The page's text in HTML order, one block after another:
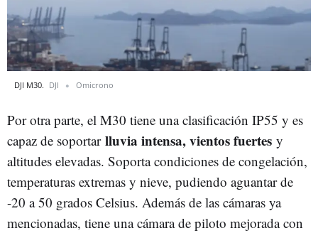
DJI M30. DJI Omicrono
Por otra parte, el M30 tiene una clasificación IP55 y es
capaz de soportar lluvia intensa, vientos fuertes y
altitudes elevadas. Soporta condiciones de congelación,
temperaturas extremas y nieve, pudiendo aguantar de
-20 a 50 grados Celsius. Además de las cámaras ya
mencionadas, tiene una cámara de piloto mejorada con